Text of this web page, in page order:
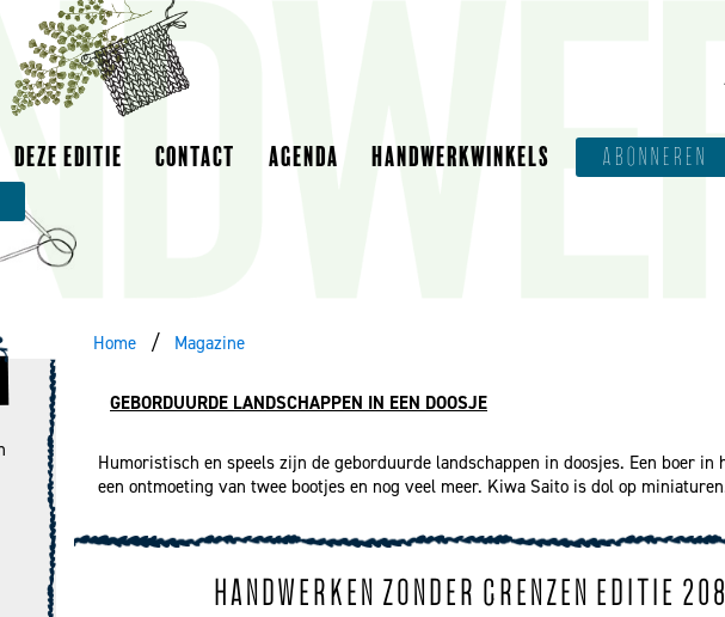
DEZE EDITIE CONTACT AGENDA HANDWERKWINKELS
ABONNEREN
Home Magazine
GEBORDUURDE LANDSCHAPPEN IN EEN DOOSJE
Humoristisch en speels zijn de geborduurde landschappen in doosjes. Een boer in
een ontmoeting van twee bootjes en nog veel meer. Kiwa Saito is dol op
HANDWERKEN ZONDER GRENZEN EDITIE